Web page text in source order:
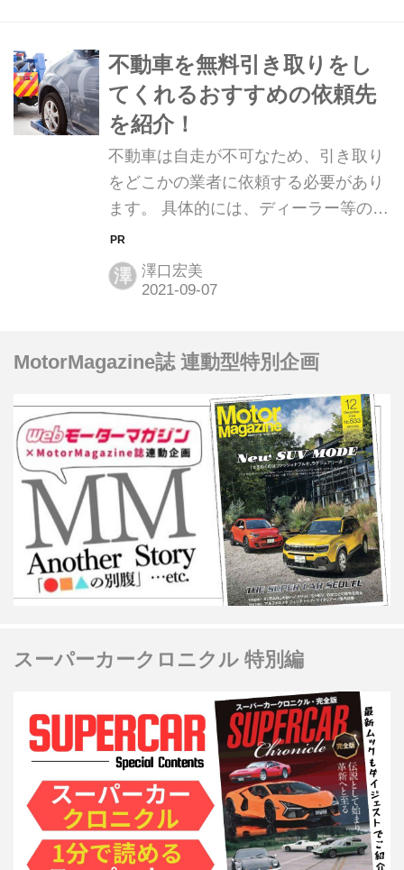
ブルに発展してしまうことがありま
す。そこで、クルマの売却時に生じる
様々な注意点をまとめました。 →【当
サイトおすすめNo.1】カーセンサーの
一括査定で買取価格を今すぐ調べる！
クルマの査定額低下を防ぐための注意
点4つ クルマを売却するときは、少し
でも高く売りたいと思う人が大半では
ないでしょうか。クルマの年式や走行
距離によ...
不動車を無料引き取りをし
てくれるおすすめの依頼先
を紹介！
不動車は自走が不可なため、引き取り
をどこかの業者に依頼する必要があり
ます。 具体的には、ディーラー等の自
動車販売店、買取業者、廃車買取業者
などが候補に上がるかと思いますが、
おすすめは廃車買取業者です。 なぜな
用も無料で行ってくれるお店が多いか
らです。 その他の依頼先では数万円の
処分費用がかかることが一般的ですか
ら、かなりお得であることがわかると
思います。 この記事では、不動車の引
き取りにかかる一般的な費用や、廃車
買取を利用するメリット・デメリット
を解説していきます。 →クルマ処分は
カーネクストへ！【廃車手続き0
円！】お申し...
澤 澤口宏美
MotorMagazine誌 連動型特別企画
スーパーカークロニクル 特別編